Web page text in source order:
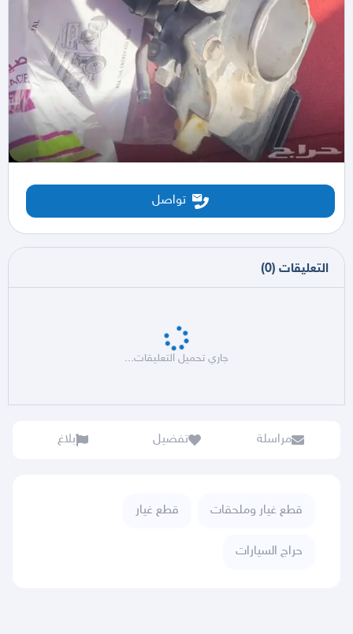
تواصل
التعليقات (
0
)
جاري تحميل التعليقات...
مراسلة تفضيل بلاغ
قطع غيار وملحقات قطع غيار
حراج السيارات